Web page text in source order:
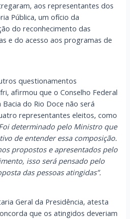
aos representantes dos
Pública, um ofício da
do reconhecimento das
e do acesso aos programas de
questionamentos
afirmou que o Conselho Federal
do Rio Doce não será
representantes eleitos, como
determinado pelo Ministro que
de entender essa composição.
propostos e apresentados pelo
isso será pensado pelo
das pessoas atingidas”.
Geral da Presidência, atesta
que os atingidos deveriam